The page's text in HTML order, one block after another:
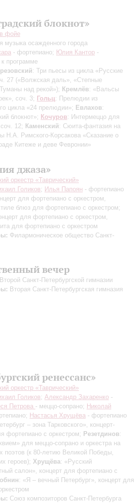
блокнот»
фойе
музыка осажденного города
- фортепиано; Юлия Кантор -
программе
: Три пьесы из цикла «Русские
27 («Волжская даль», «Степные
над рекой»); Кремлёв: «Вальсы
соч. 3; Гольц: Прелюдии из
цикла «24 прелюдии»; Евлахов:
блокнот»; Кочуров: Интермеццо для
12;
Каменский: Сюита-фантазия на
Н.А. Римского-Корсакова «Сказание о
Китеже и деве Февронии»
джаза»
оркестр «Таврический»
Голиков; Илья Папоян - фортепиано
для фортепиано с оркестром,
блюз для фортепиано с оркестром;
для фортепиано с оркестром,
для фортепиано с оркестром
Филармоническое общество Санкт-
вечер
Санкт-Петербургской гимназии
Вторая Санкт-Петербургская гимназия
ренессанс»
оркестр «Таврический»
Голиков; Александр Захаренко -
Петрова - меццо-сопрано; Николай
Настасья Хрущёва - фортепиано
– зона Тарковского», концерт-
фортепиано с оркестром;
Резетдинов:
для меццо-сопрано и оркестра на
поэтов (к 80-летию Великой Победы,
героев); Хрущёва: «Русский
салон», концерт для фортепиано с
: «Я – вечный Петербург», концерт для
Союз композиторов Санкт-Петербурга